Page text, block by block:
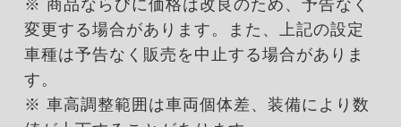
※ 商品ならびに価格は改良のため、予告なく
変更する場合があります。また、上記の設定
車種は予告なく販売を中止する場合がありま
す。
※ 車高調整範囲は車両個体差、装備により数